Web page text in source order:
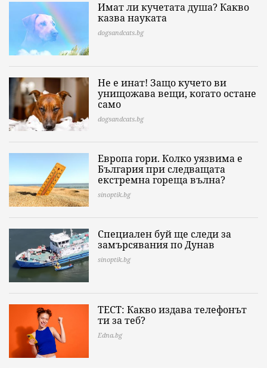
Имат ли кучетата душа? Какво
казва науката
dogsandcats.bg
Не е инат! Защо кучето ви
унищожава вещи, когато остане
само
dogsandcats.bg
Европа гори. Колко уязвима е
България при следващата
екстремна гореща вълна?
sinoptik.bg
Специален буй ще следи за
замърсявания по Дунав
sinoptik.bg
ТЕСТ: Какво издава телефонът
ти за теб?
Edna.bg